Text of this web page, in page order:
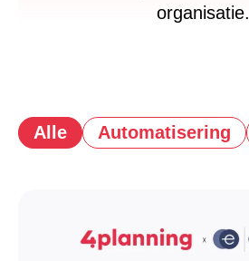
organisatie.
Automatisering
Alle